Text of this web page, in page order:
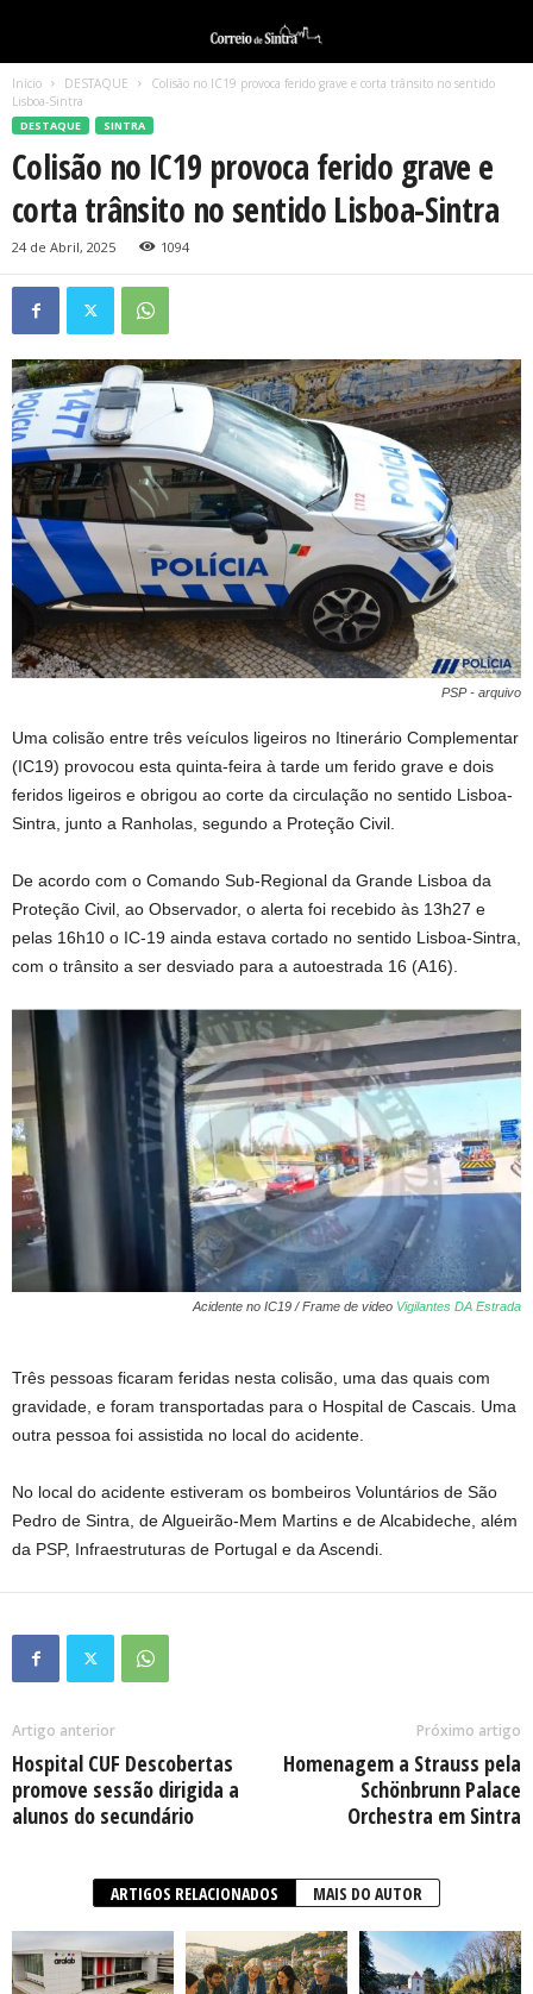
Início DESTAQUE
Colisão no IC19 provoca ferido grave e corta trânsito no sentido
Lisboa-Sintra
DESTAQUE SINTRA
Colisão no IC19 provoca ferido grave e
corta trânsito no sentido Lisboa-Sintra
24 de Abril, 2025 1094
PSP - arquivo
Uma colisão entre três veículos ligeiros no Itinerário Complementar
(IC19) provocou esta quinta-feira à tarde um ferido grave e dois
feridos ligeiros e obrigou ao corte da circulação no sentido Lisboa-
Sintra, junto a Ranholas, segundo a Proteção Civil.
De acordo com o Comando Sub-Regional da Grande Lisboa da
Proteção Civil, ao Observador, o alerta foi recebido às 13h27 e
pelas 16h10 o IC-19 ainda estava cortado no sentido Lisboa-Sintra,
com o trânsito a ser desviado para a autoestrada 16 (A16).
Acidente no IC19 / Frame de video Vigilantes DA Estrada
Três pessoas ficaram feridas nesta colisão, uma das quais com
gravidade, e foram transportadas para o Hospital de Cascais. Uma
outra pessoa foi assistida no local do acidente.
No local do acidente estiveram os bombeiros Voluntários de São
Pedro de Sintra, de Algueirão-Mem Martins e de Alcabideche, além
da PSP, Infraestruturas de Portugal e da Ascendi.
Artigo anterior
Hospital CUF Descobertas
promove sessão dirigida a
alunos do secundário
Próximo artigo
Homenagem a Strauss pela
Schönbrunn Palace
Orchestra em Sintra
ARTIGOS RELACIONADOS MAIS DO AUTOR